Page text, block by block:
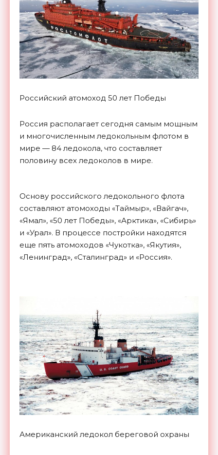
Российский атомоход 50 лет Победы
Россия располагает сегодня самым мощным
и многочисленным ледокольным флотом в
мире — 84 ледокола, что составляет
половину всех ледоколов в мире.
Основу российского ледокольного флота
составляют атомоходы «Таймыр», «Вайгач»,
«Ямал», «50 лет Победы», «Арктика», «Сибирь»
и «Урал». В процессе постройки находятся
еще пять атомоходов «Чукотка», «Якутия»,
«Ленинград», «Сталинград» и «Россия».
Американский ледокол береговой охраны